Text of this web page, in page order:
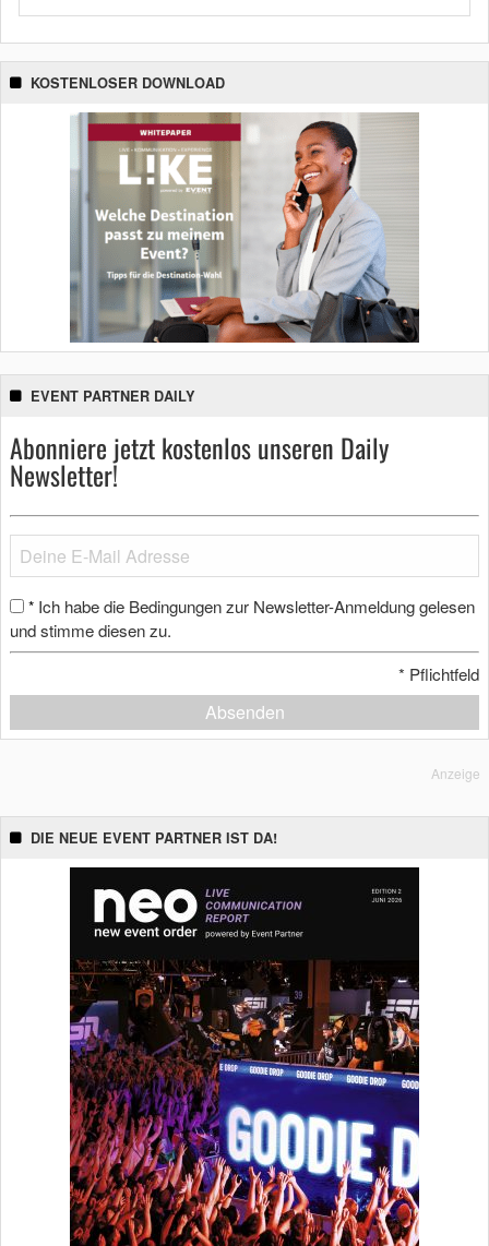
KOSTENLOSER DOWNLOAD
EVENT PARTNER DAILY
Abonniere jetzt kostenlos unseren Daily
Newsletter!
* Ich habe die Bedingungen zur Newsletter-Anmeldung gelesen
und stimme diesen zu.
* Pflichtfeld
Absenden
Anzeige
DIE NEUE EVENT PARTNER IST DA!